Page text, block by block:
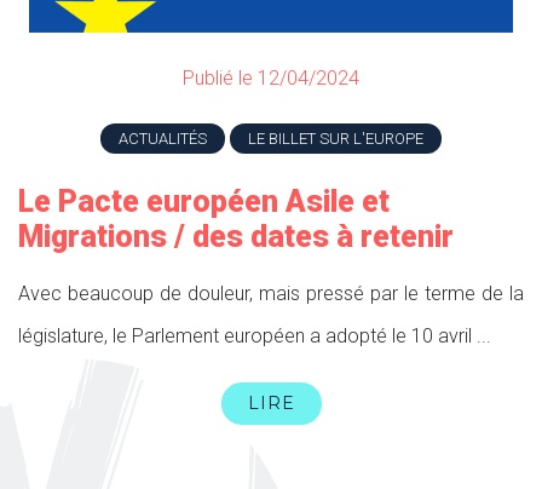
Publié le 12/04/2024
ACTUALITÉS LE BILLET SUR L'EUROPE
Le Pacte européen Asile et
Migrations / des dates à retenir
Avec beaucoup de douleur, mais pressé par le terme de la
législature, le Parlement européen a adopté le 10 avril ...
LIRE